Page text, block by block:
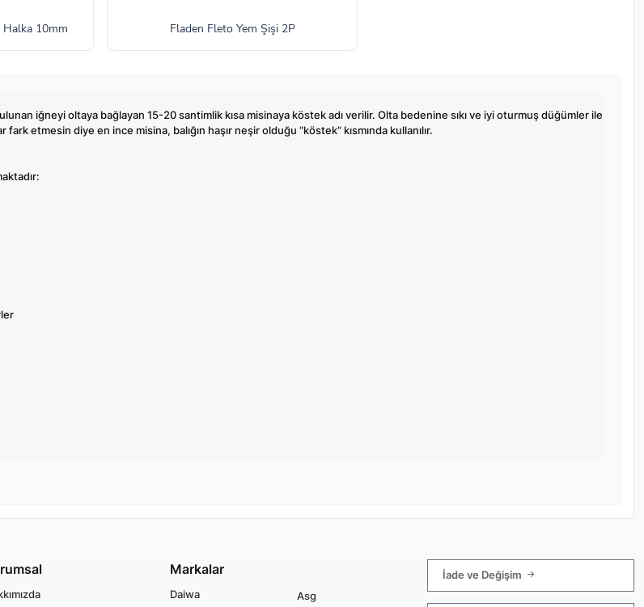
Halka 10mm Fladen Fleto Yem Şişi 2P
iğneyi oltaya bağlayan 15-20 santimlik kısa misinaya köstek adı verilir. Olta bedenine sıkı ve iyi oturmuş düğümler ile
fark etmesin diye en ince misina, balığın haşır neşir olduğu “köstek” kısmında kullanılır.
Markalar
Daiwa Asg
İade ve Değişim